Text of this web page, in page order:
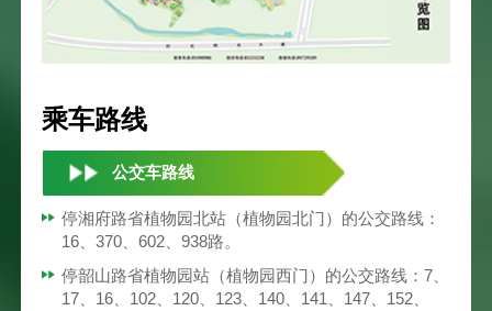
乘车路线
公交车路线
停湘府路省植物园北站（植物园北门）的公交路线：
16、370、602、938路。
停韶山路省植物园站（植物园西门）的公交路线：7、
17、16、102、120、123、140、141、147、152、